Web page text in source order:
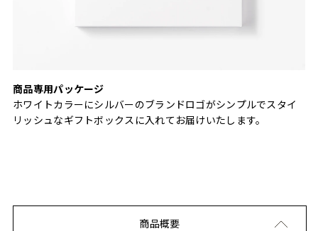
商品専用パッケージ
ホワイトカラーにシルバーのブランドロゴがシンプルでスタイ
リッシュなギフトボックスに入れてお届けいたします。
商品概要